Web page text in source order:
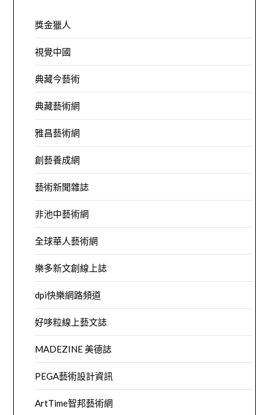
獎金獵人
視覺中國
典藏今藝術
典藏藝術網
雅昌藝術網
創藝養成網
藝術新聞雜誌
非池中藝術網
全球華人藝術網
樂多新文創線上誌
dpi快樂網路頻道
好哆粒線上藝文誌
MADEZINE 美德誌
PEGA藝術設計資訊
ArtTime智邦藝術網